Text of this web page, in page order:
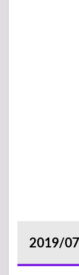
2019/